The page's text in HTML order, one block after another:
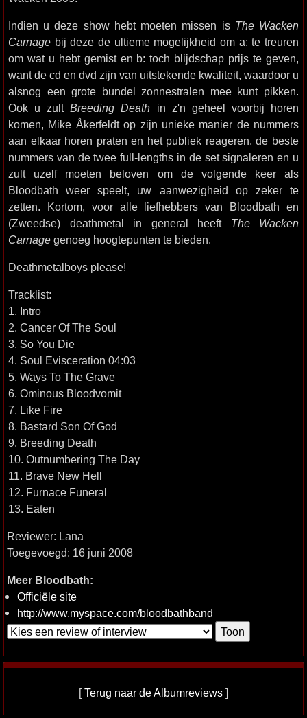
Indien u deze show hebt moeten missen is The Wacken
Carnage bij deze de ultieme mogelijkheid om a: te treuren
om wat u hebt gemist en b: toch blijdschap prijs te geven,
want de cd en dvd zijn van uitstekende kwaliteit, waardoor u
alsnog een grote bundel zonnestralen mee kunt pikken.
Ook u zultBreeding Death in z'n geheel voorbij horen
komen, Mike Åkerfeldt op zijn unieke manier de nummers
aan elkaar horen praten en het publiek reageren, de beste
nummers van de twee full-lengths in de set signaleren en u
zult uzelf moeten beloven om de volgende keer als
Bloodbath weer speelt, uw aanwezigheid op zeker te
zetten. Kortom, voor alle liefhebbers van Bloodbath en
(Zweedse) deathmetal in general heeft The Wacken
Carnage genoeg hoogtepunten te bieden.
Deathmetalboys please!
Tracklist:
1. Intro
2. Cancer Of The Soul
3. So You Die
4. Soul Evisceration 04:03
5. Ways To The Grave
6. Ominous Bloodvomit
7. Like Fire
8. Bastard Son Of God
9. Breeding Death
10. Outnumbering The Day
11. Brave New Hell
12. Furnace Funeral
13. Eaten
Reviewer: Lana
Toegevoegd: 16 juni 2008
Meer Bloodbath:
Officiële site
http://www.myspace.com/bloodbathband
[Terug naar de Albumreviews ]